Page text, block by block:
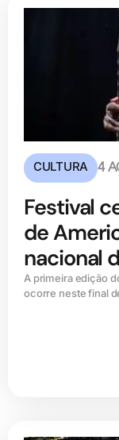
CULTURA 4
Festival
de
nacional
A primeira edição
ocorre neste final